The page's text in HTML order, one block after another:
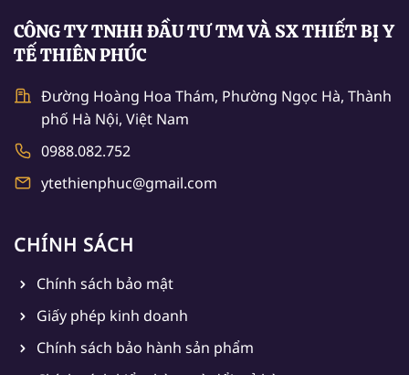
CÔNG TY TNHH ĐẦU TƯ TM VÀ SX THIẾT BỊ Y
TẾ THIÊN PHÚC
Đường Hoàng Hoa Thám, Phường Ngọc Hà, Thành
phố Hà Nội, Việt Nam
0988.082.752
ytethienphuc@gmail.com
CHÍNH SÁCH
Chính sách bảo mật
Giấy phép kinh doanh
Chính sách bảo hành sản phẩm